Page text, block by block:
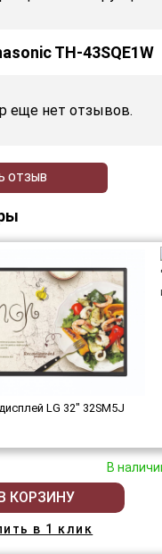
TH-43SQE1W
еще нет отзывов.
ОТЗЫВ
LG 32" 32SM5J
В
В КОРЗИНУ
в 1 клик